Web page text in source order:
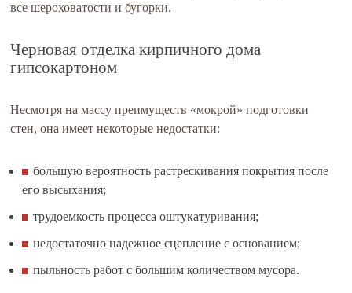
все шероховатости и бугорки.
Черновая отделка кирпичного дома
гипсокартоном
Несмотря на массу преимуществ «мокрой» подготовки
стен, она имеет некоторые недостатки:
большую вероятность растрескивания покрытия после
его высыхания;
трудоемкость процесса оштукатуривания;
недостаточно надежное сцепление с основанием;
пыльность работ с большим количеством мусора.